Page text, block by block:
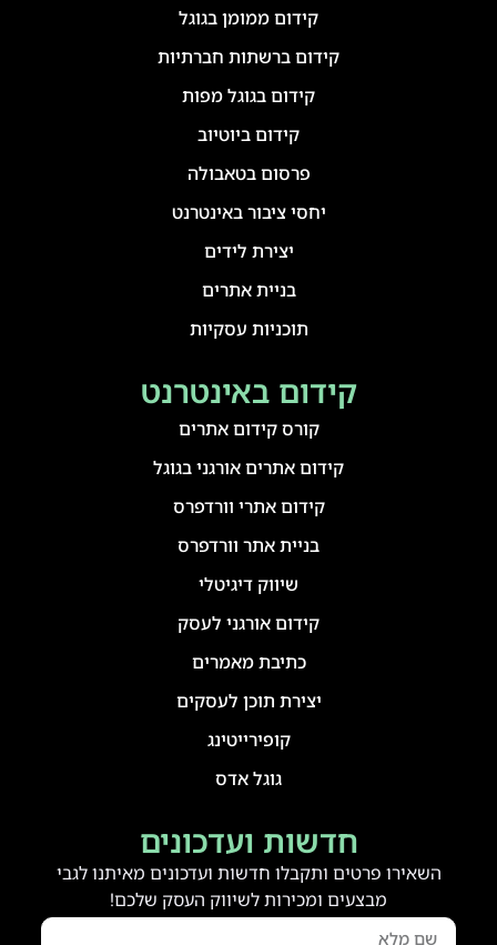
חדשות ועדכונים
השאירו פרטים ותקבלו חדשות ועדכונים מאיתנו לגבי
מבצעים ומכירות לשיווק העסק שלכם!
קידום באינטרנט
קורס קידום אתרים
קידום אתרים אורגני בגוגל
קידום אתרי וורדפרס
בניית אתר וורדפרס
שיווק דיגיטלי
קידום אורגני לעסק
כתיבת מאמרים
יצירת תוכן לעסקים
קופירייטינג
גוגל אדס
קידום ממומן בגוגל
קידום ברשתות חברתיות
קידום בגוגל מפות
קידום ביוטיוב
פרסום בטאבולה
יחסי ציבור באינטרנט
יצירת לידים
בניית אתרים
תוכניות עסקיות